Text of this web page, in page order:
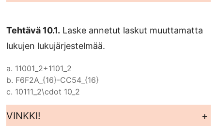
Tehtävä 10.1. Laske annetut laskut muuttamatta
lukujen lukujärjestelmää.
a. 11001_2+1101_2
b. F6F2A_{16}-CC54_{16}
c. 10111_2\cdot 10_2
VINKKI! +